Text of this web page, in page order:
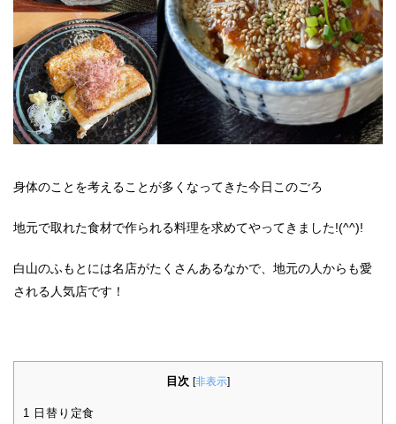
身体のことを考えることが多くなってきた今日このごろ
地元で取れた食材で作られる料理を求めてやってきました!(^^)!
白山のふもとには名店がたくさんあるなかで、地元の人からも愛
される人気店です！
目次 [非表示]
1 日替り定食